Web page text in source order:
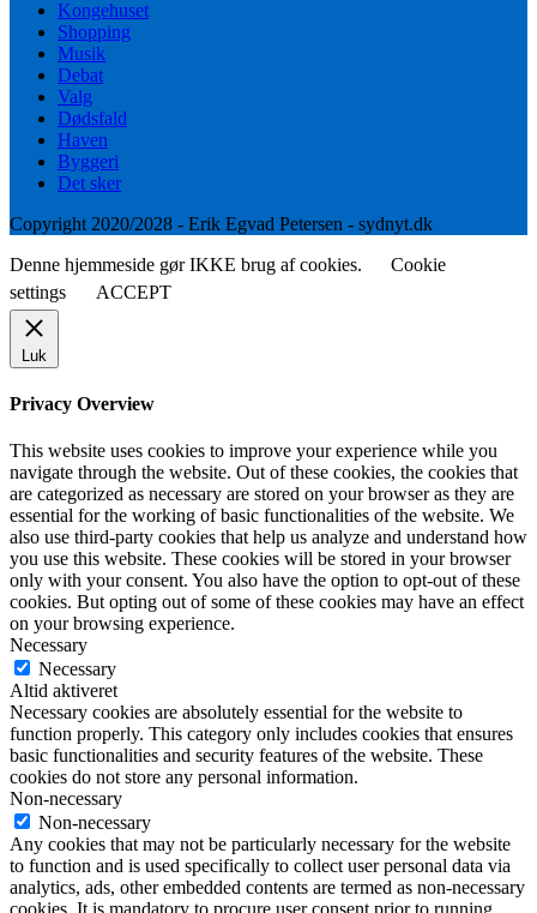
Kongehuset
Shopping
Musik
Debat
Valg
Dødsfald
Haven
Byggeri
Det sker
Copyright 2020/2028 - Erik Egvad Petersen - sydnyt.dk
Denne hjemmeside gør IKKE brug af cookies.
Cookie
settings
ACCEPT
Luk
Privacy Overview
This website uses cookies to improve your experience while you
navigate through the website. Out of these cookies, the cookies that
are categorized as necessary are stored on your browser as they are
essential for the working of basic functionalities of the website. We
also use third-party cookies that help us analyze and understand how
you use this website. These cookies will be stored in your browser
only with your consent. You also have the option to opt-out of these
cookies. But opting out of some of these cookies may have an effect
on your browsing experience.
Necessary
Necessary
Altid aktiveret
Necessary cookies are absolutely essential for the website to
function properly. This category only includes cookies that ensures
basic functionalities and security features of the website. These
cookies do not store any personal information.
Non-necessary
Non-necessary
Any cookies that may not be particularly necessary for the website
to function and is used specifically to collect user personal data via
analytics, ads, other embedded contents are termed as non-necessary